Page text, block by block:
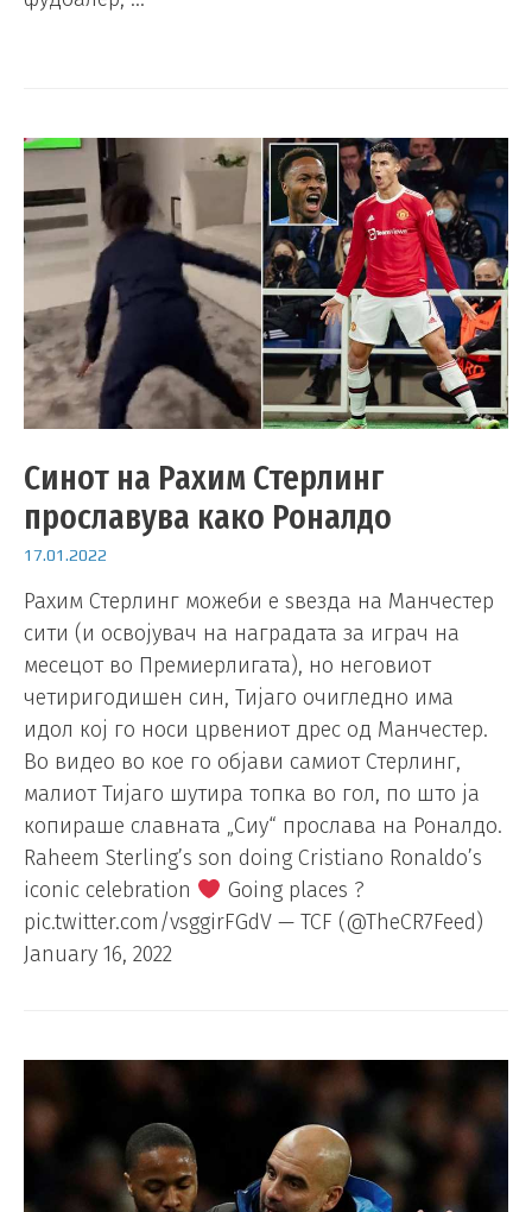
Синот на Рахим Стерлинг
прославува како Роналдо
17.01.2022
Рахим Стерлинг можеби е ѕвезда на Манчестер
сити (и освојувач на наградата за играч на
месецот во Премиерлигата), но неговиот
четиригодишен син, Тијаго очигледно има
идол кој го носи црвениот дрес од Манчестер.
Во видео во кое го објави самиот Стерлинг,
малиот Тијаго шутира топка во гол, по што ја
копираше славната „Сиу“ прослава на Роналдо.
Raheem Sterling’s son doing Cristiano Ronaldo’s
iconic celebration
Going places ?
pic.twitter.com/vsggirFGdV — TCF (@TheCR7Feed)
January 16, 2022